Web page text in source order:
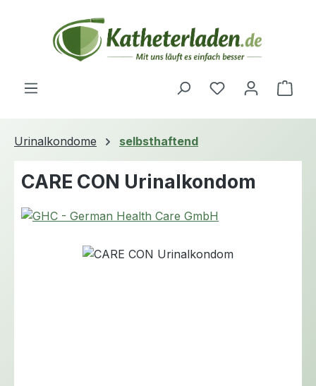
Zum Hauptinhalt springen
Du hast 0
Urinalkondome selbsthaftend
CARE CON Urinalkondom
Bildergalerie überspringen